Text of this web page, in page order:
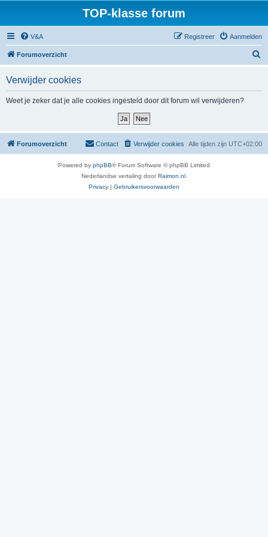
TOP-klasse forum
V&A Aanmelden
Registreer
Forumoverzicht
Verwijder cookies
Weet je zeker dat je alle cookies ingesteld door dit forum wil verwijderen?
Forumoverzicht Alle tijden zijn UTC+02:00
Verwijder cookies
Contact
Powered by phpBB® Forum Software © phpBB Limited
Nederlandse vertaling doorRaimon.nl.
Privacy | Gebruikersvoorwaarden